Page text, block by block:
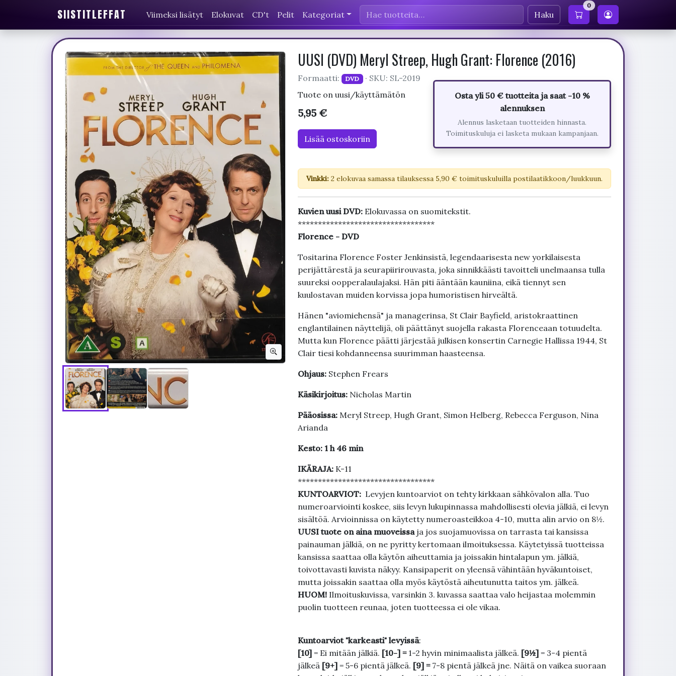
SIISTITLEFFAT Viimeksi lisätyt Elokuvat CD't Pelit Kategoriat Haku
0
UUSI (DVD) Meryl Streep, Hugh Grant: Florence (2016)
Formaatti: DVD
· SKU: SL-2019
Tuote on uusi/käyttämätön
5,95 €
Lisää ostoskoriin
Osta yli 50 € tuotteita ja saat -10 %
alennuksen
Alennus lasketaan tuotteiden hinnasta.
Toimituskuluja ei lasketa mukaan kampanjaan.
Vinkki:2 elokuvaa samassa tilauksessa 5,90 € toimituskuluilla postilaatikkoon/luukkuun.
Kuvien uusi DVD: Elokuvassa on suomitekstit.
**********************************
Florence - DVD
Tositarina Florence Foster Jenkinsistä, legendaarisesta new yorkilaisesta
perijättärestä ja seurapiirirouvasta, joka sinnikkäästi tavoitteli unelmaansa tulla
suureksi oopperalaulajaksi. Hän piti ääntään kauniina, eikä tiennyt sen
kuulostavan muiden korvissa jopa humoristisen hirveältä.
Hänen "aviomiehensä" ja managerinsa, St Clair Bayfield, aristokraattinen
englantilainen näyttelijä, oli päättänyt suojella rakasta Florenceaan totuudelta.
Mutta kun Florence päätti järjestää julkisen konsertin Carnegie Hallissa 1944, St
Clair tiesi kohdanneensa suurimman haasteensa.
Ohjaus: Stephen Frears
Käsikirjoitus: Nicholas Martin
Pääosissa: Meryl Streep, Hugh Grant, Simon Helberg, Rebecca Ferguson, Nina
Arianda
Kesto: 1 h 46 min
IKÄRAJA: K-11
**********************************
KUNTOARVIOT: Levyjen kuntoarviot on tehty kirkkaan sähkövalon alla. Tuo
numeroarviointi koskee, siis levyn lukupinnassa mahdollisesti olevia jälkiä, ei levyn
sisältöä. Arvioinnissa on käytetty numeroasteikkoa 4-10, mutta alin arvio on 8½.
UUSI tuote on aina muoveissa ja jos suojamuovissa on tarrasta tai kansissa
painauman jälkiä, on ne pyritty kertomaan ilmoituksessa. Käytetyissä tuotteissa
kansissa saattaa olla käytön aiheuttamia ja joissakin hintalapun ym. jälkiä,
toivottavasti kuvista näkyy. Kansipaperit on yleensä vähintään hyväkuntoiset,
mutta joissakin saattaa olla myös käytöstä aiheutunutta taitos ym. jälkeä.
HUOM!Ilmoituskuvissa, varsinkin 3. kuvassa saattaa valo heijastaa molemmin
puolin tuotteen reunaa, joten tuotteessa ei ole vikaa.
Kuntoarviot "karkeasti" levyissä:
[10]= Ei mitään jälkiä. [10-] = 1-2 hyvin minimaalista jälkeä. [9½]= 3-4 pientä
jälkeä [9+]= 5-6 pientä jälkeä. [9] = 7-8 pientä jälkeä jne. Näitä on vaikea suoraan